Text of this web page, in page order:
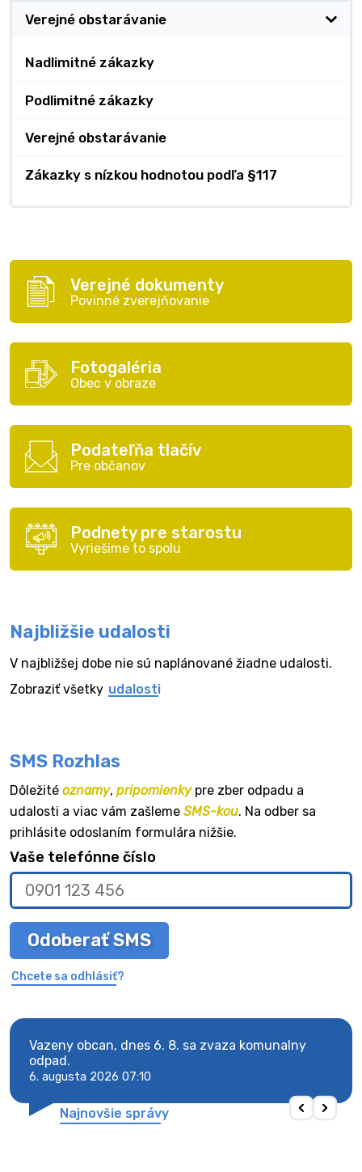
Verejné obstarávanie
Nadlimitné zákazky
Podlimitné zákazky
Verejné obstarávanie
Zákazky s nízkou hodnotou podľa §117
Verejné dokumenty
Povinné zverejňovanie
Fotogaléria
Obec v obraze
Podateľňa tlačív
Pre občanov
Podnety pre starostu
Vyriešime to spolu
Najbližšie udalosti
V najbližšej dobe nie sú naplánované žiadne udalosti.
Zobraziť všetky udalosti
SMS Rozhlas
Dôležité oznamy, pripomienkypre zber odpadu a
udalosti a viac vám zašleme SMS-kou. Na odber sa
prihlásite odoslaním formulára nižšie.
Vaše telefónne číslo
Odoberať SMS
Chcete sa odhlásiť?
Vazeny obcan, dnes 6. 8. sa zvaza komunalny
odpad.
6. augusta 2026 07:10
Najnovšie správy